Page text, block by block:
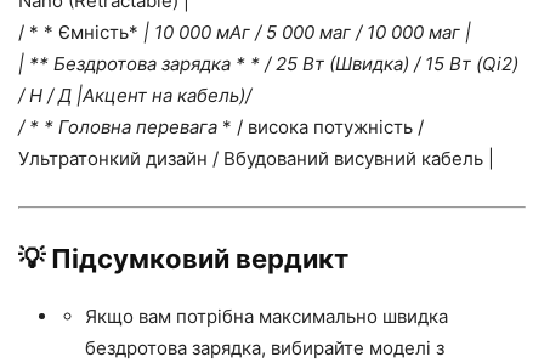
/ * * Ємність* | 10 000 мАг / 5 000 маг / 10 000 маг |
| ** Бездротова зарядка * * / 25 Вт (Швидка) / 15 Вт (Qi2)
/ Н / Д |Акцент на кабель)/
/ * * Головна перевага * / висока потужність /
Ультратонкий дизайн / Вбудований висувний кабель |
💡 Підсумковий вердикт
Якщо вам потрібна максимально швидка
бездротова зарядка, вибирайте моделі з